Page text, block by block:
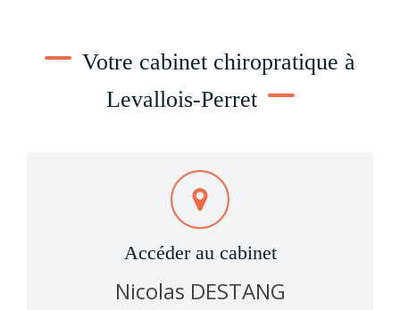
Votre cabinet chiropratique à
Levallois-Perret
Accéder au cabinet
Nicolas DESTANG